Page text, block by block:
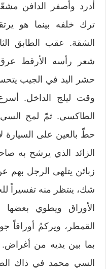
أدرد وأصفر الدافن
ترك خلفه بينما هو
الشقة. عقب الطابق
شعر رأسه الأرقط عرق
حشر اليد في الجيب
وقت ليلج الداخل.
الطاكسي. ثمّ لمح السي
حطّ بالعين على السيارة
الزائد الذي يرشح به
زبائن يتلهى الرجل بهم
شك، ينتظر منه تفسيراً
الأوراق ويطوي بعضها
القمطر، ويركمُ أوراقاً
بما بين يديه من أغراض.
السي محمد في ذاك